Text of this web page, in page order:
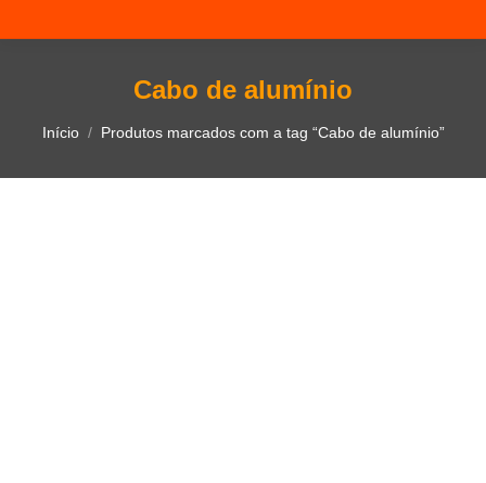
Cabo de alumínio
Você está aqui:
Início Produtos marcados com a tag “Cabo de alumínio”